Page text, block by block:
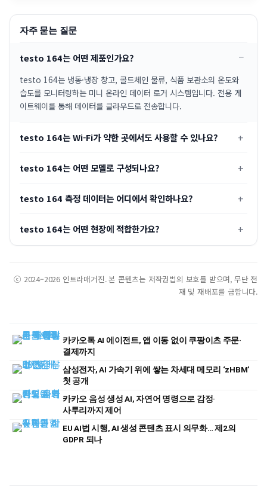
자주 묻는 질문
testo 164는 어떤 제품인가요?
testo 164는 냉동·냉장 창고, 콜드체인 물류, 식품 보관소의 온도와
습도를 모니터링하는 미니 온라인 데이터 로거 시스템입니다. 전용 게
이트웨이를 통해 데이터를 클라우드로 전송합니다.
testo 164는 Wi-Fi가 약한 곳에서도 사용할 수 있나요?
testo 164는 어떤 모델로 구성되나요?
testo 164 측정 데이터는 어디에서 확인하나요?
testo 164는 어떤 현장에 적합한가요?
ⓒ 2024–2026 인트라매거진. 본 콘텐츠는 저작권법의 보호를 받으며, 무단 전
재 및 재배포를 금합니다.
카카오톡 AI 에이전트, 앱 이동 없이 쿠팡이츠 주문·
결제까지
삼성전자, AI 가속기 위에 쌓는 차세대 메모리 ‘zHBM’
첫 공개
카카오 음성 생성 AI, 자연어 명령으로 감정·
사투리까지 제어
EU AI법 시행, AI 생성 콘텐츠 표시 의무화… 제2의
GDPR 되나